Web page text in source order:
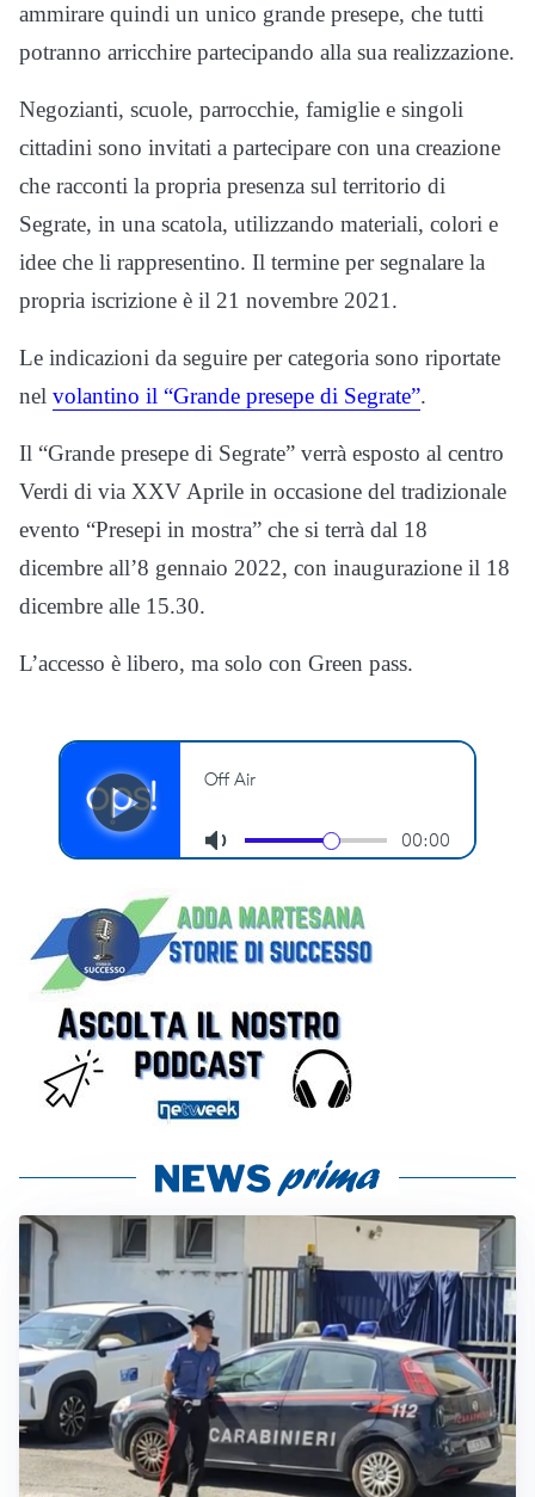
ammirare quindi un unico grande presepe, che tutti
potranno arricchire partecipando alla sua realizzazione.
Negozianti, scuole, parrocchie, famiglie e singoli
cittadini sono invitati a partecipare con una creazione
che racconti la propria presenza sul territorio di
Segrate, in una scatola, utilizzando materiali, colori e
idee che li rappresentino. Il termine per segnalare la
propria iscrizione è il 21 novembre 2021.
Le indicazioni da seguire per categoria sono riportate
nel volantino il “Grande presepe di Segrate”.
Il “Grande presepe di Segrate” verrà esposto al centro
Verdi di via XXV Aprile in occasione del tradizionale
evento “Presepi in mostra” che si terrà dal 18
dicembre all’8 gennaio 2022, con inaugurazione il 18
dicembre alle 15.30.
L’accesso è libero, ma solo con Green pass.